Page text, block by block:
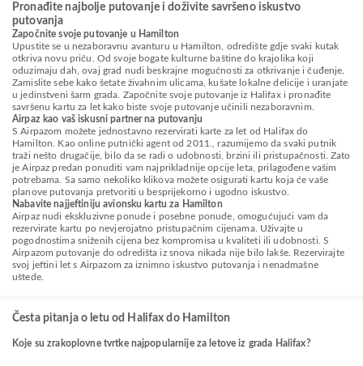
Pronađite najbolje putovanje i doživite savršeno iskustvo
putovanja
Započnite svoje putovanje u Hamilton
Upustite se u nezaboravnu avanturu u Hamilton, odredište gdje svaki kutak
otkriva novu priču. Od svoje bogate kulturne baštine do krajolika koji
oduzimaju dah, ovaj grad nudi beskrajne mogućnosti za otkrivanje i čuđenje.
Zamislite sebe kako šetate živahnim ulicama, kušate lokalne delicije i uranjate
u jedinstveni šarm grada. Započnite svoje putovanje iz Halifax i pronađite
savršenu kartu za let kako biste svoje putovanje učinili nezaboravnim.
Airpaz kao vaš iskusni partner na putovanju
S Airpazom možete jednostavno rezervirati karte za let od Halifax do
Hamilton. Kao online putnički agent od 2011., razumijemo da svaki putnik
traži nešto drugačije, bilo da se radi o udobnosti, brzini ili pristupačnosti. Zato
je Airpaz predan ponuditi vam najprikladnije opcije leta, prilagođene vašim
potrebama. Sa samo nekoliko klikova možete osigurati kartu koja će vaše
planove putovanja pretvoriti u besprijekorno i ugodno iskustvo.
Nabavite najjeftiniju avionsku kartu za Hamilton
Airpaz nudi ekskluzivne ponude i posebne ponude, omogućujući vam da
rezervirate kartu po nevjerojatno pristupačnim cijenama. Uživajte u
pogodnostima sniženih cijena bez kompromisa u kvaliteti ili udobnosti. S
Airpazom putovanje do odredišta iz snova nikada nije bilo lakše. Rezervirajte
svoj jeftini let s Airpazom za iznimno iskustvo putovanja i nenadmašne
uštede.
Česta pitanja o letu od Halifax do Hamilton
Koje su zrakoplovne tvrtke najpopularnije za letove iz grada Halifax?